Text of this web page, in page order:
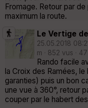
Fromage. Retour par
maximum la route.
Le Vertige
25.05.2018
m · 852 vus ·
Rando facile
la Croix des Ramées,
garanties) puis un bon
une vue à 360°, retour
couper par le habert